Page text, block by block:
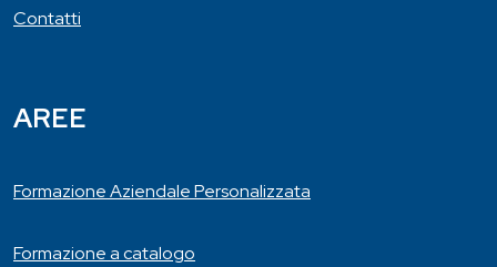
Contatti
AREE
Formazione Aziendale Personalizzata
Formazione a catalogo